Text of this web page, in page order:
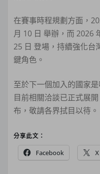
在賽事時程規劃方面，
月 10 日 舉辦，而 2026
25 日 登場，持續強化台
鍵角色。
至於下一個加入的國家是
目前相關洽談已正式展
布，敬請各界拭目以待。
分享此文：
Facebook X